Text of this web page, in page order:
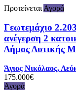
ΠροτείνεταιΑγορά
Γεωτεμάχιο
ανέγερση 2
Δήμος Δυτικής
Άγιος Νικόλαος,
175.000€
Αγορά